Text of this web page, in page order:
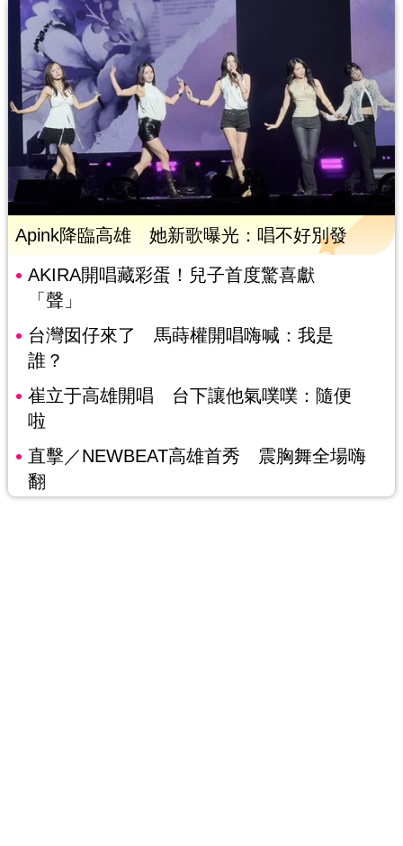
Apink降臨高雄 她新歌曝光：唱不好別發
AKIRA開唱藏彩蛋！兒子首度驚喜獻
「聲」
台灣囡仔來了 馬蒔權開唱嗨喊：我是
誰？
崔立于高雄開唱 台下讓他氣噗噗：隨便
啦
直擊／NEWBEAT高雄首秀 震胸舞全場嗨
翻